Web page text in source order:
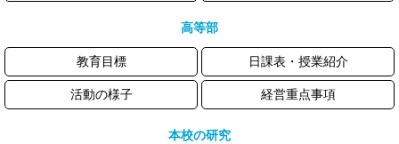
高等部
教育目標 日課表・授業紹介
活動の様子 経営重点事項
本校の研究